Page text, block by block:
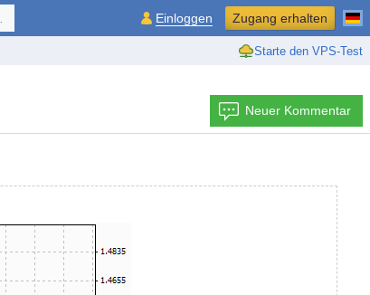
Starte den VPS-Test
Einloggen Zugang erhalten
Neuer Kommentar